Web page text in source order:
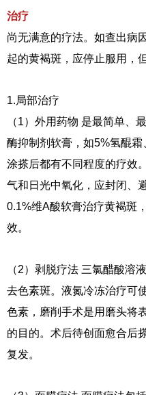
治疗
尚无满意的疗法。如查出病
起的黄褐斑，应停止服用，
1.局部治疗
（1）外用药物 是最简单、
酶抑制剂软膏，如5%氢醌霜
涂搽后都有不同程度的疗效
气和日光中氧化，应封闭、
0.1%维A酸软膏治疗黄褐斑
效。
（2）剥脱疗法 三氯醋酸溶
去色素斑。液氮冷冻治疗可
色素，磨削手术是用磨头将
的目的。术后待创面愈合后
复发。